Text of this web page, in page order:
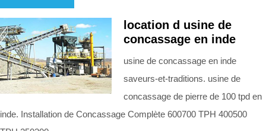
location d usine de
concassage en inde
usine de concassage en inde
saveurs-et-traditions. usine de
concassage de pierre de 100 tpd en
inde. Installation de Concassage Complète 600700 TPH 400500